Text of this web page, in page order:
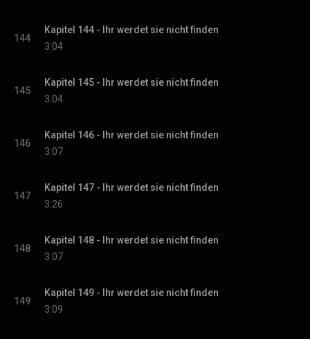
144
Kapitel 144 - Ihr werdet sie nicht finden
3:04
145
Kapitel 145 - Ihr werdet sie nicht finden
3:04
146
Kapitel 146 - Ihr werdet sie nicht finden
3:07
147
Kapitel 147 - Ihr werdet sie nicht finden
3:26
148
Kapitel 148 - Ihr werdet sie nicht finden
3:07
149
Kapitel 149 - Ihr werdet sie nicht finden
3:09